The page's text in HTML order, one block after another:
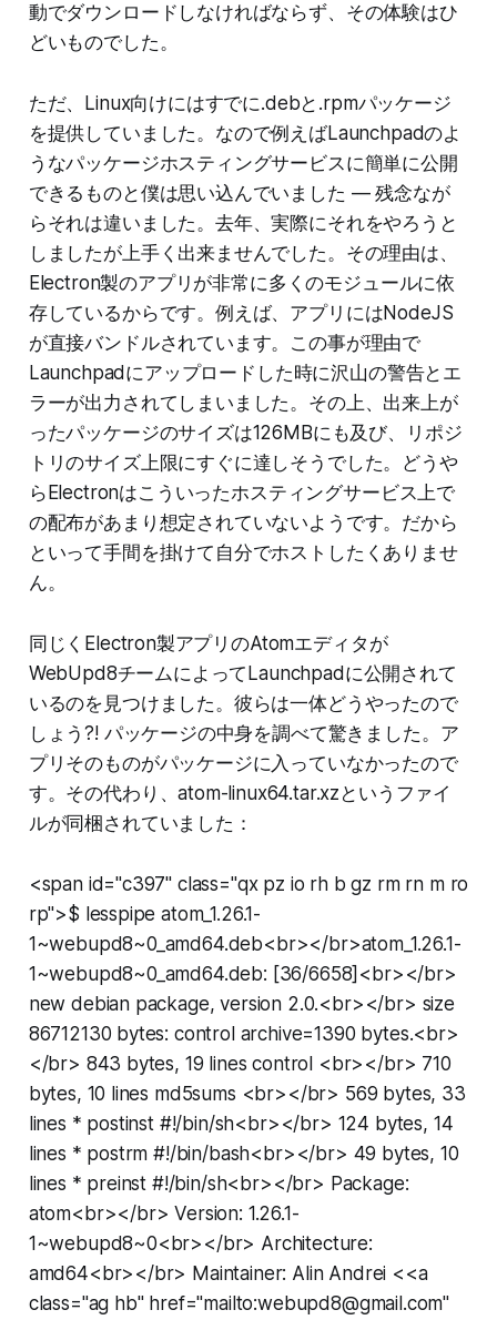
動でダウンロードしなければならず、その体験はひ
どいものでした。
ただ、Linux向けにはすでに.debと.rpmパッケージ
を提供していました。なので例えばLaunchpadのよ
うなパッケージホスティングサービスに簡単に公開
できるものと僕は思い込んでいました — 残念なが
らそれは違いました。去年、実際にそれをやろうと
しましたが上手く出来ませんでした。その理由は、
Electron製のアプリが非常に多くのモジュールに依
存しているからです。例えば、アプリにはNodeJS
が直接バンドルされています。この事が理由で
Launchpadにアップロードした時に沢山の警告とエ
ラーが出力されてしまいました。その上、出来上が
ったパッケージのサイズは126MBにも及び、リポジ
トリのサイズ上限にすぐに達しそうでした。どうや
らElectronはこういったホスティングサービス上で
の配布があまり想定されていないようです。だから
といって手間を掛けて自分でホストしたくありませ
ん。
同じくElectron製アプリのAtomエディタが
WebUpd8チームによってLaunchpadに公開されて
いるのを見つけました。彼らは一体どうやったので
しょう?! パッケージの中身を調べて驚きました。ア
プリそのものがパッケージに入っていなかったので
す。その代わり、atom-linux64.tar.xzというファイ
ルが同梱されていました：
<span id="c397" class="qx pz io rh b gz rm rn m ro
rp">$ lesspipe atom_1.26.1-
1~webupd8~0_amd64.deb<br></br>atom_1.26.1-
1~webupd8~0_amd64.deb: [36/6658]<br></br>
new debian package, version 2.0.<br></br> size
86712130 bytes: control archive=1390 bytes.<br>
</br> 843 bytes, 19 lines control <br></br> 710
bytes, 10 lines md5sums <br></br> 569 bytes, 33
lines * postinst #!/bin/sh<br></br> 124 bytes, 14
lines * postrm #!/bin/bash<br></br> 49 bytes, 10
lines * preinst #!/bin/sh<br></br> Package:
atom<br></br> Version: 1.26.1-
1~webupd8~0<br></br> Architecture:
amd64<br></br> Maintainer: Alin Andrei <<a
class="ag hb" href="mailto:webupd8@gmail.com"